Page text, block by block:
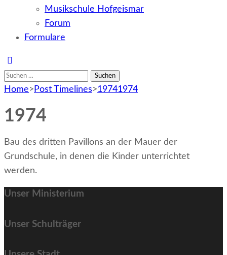
Musikschule Hofgeismar
Forum
Formulare
Suchen
nach:
Home> Post Timelines>19741974
1974
Bau des dritten Pavillons an der Mauer der
Grundschule, in denen die Kinder unterrichtet
werden.
Unser Ministerium
Unser Schulträger